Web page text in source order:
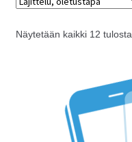
Näytetään kaikki 12 tulosta